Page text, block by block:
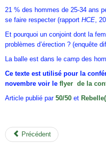
21 % des hommes de 25-34 ans
se faire respecter (rapport HCE,
Et pourquoi un conjoint dont la
problèmes d’érection ? (enquête
La balle est dans le camp des
Ce texte est utilisé pour la
novembre voir le flyer de la
Article publié par 50/50 et
Précédent